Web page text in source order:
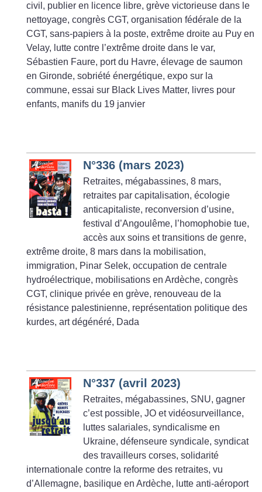
civil, publier en licence libre, grève victorieuse dans le
nettoyage, congrès CGT, organisation fédérale de la
CGT, sans-papiers à la poste, extrême droite au Puy en
Velay, lutte contre l’extrême droite dans le var,
Sébastien Faure, port du Havre, élevage de saumon
en Gironde, sobriété énergétique, expo sur la
commune, essai sur Black Lives Matter, livres pour
enfants, manifs du 19 janvier
N°336 (mars 2023)
Retraites, mégabassines, 8 mars,
retraites par capitalisation, écologie
anticapitaliste, reconversion d’usine,
festival d’Angoulême, l’homophobie tue,
accès aux soins et transitions de genre,
extrême droite, 8 mars dans la mobilisation,
immigration, Pinar Selek, occupation de centrale
hydroélectrique, mobilisations en Ardèche, congrès
CGT, clinique privée en grève, renouveau de la
résistance palestinienne, représentation politique des
kurdes, art dégénéré, Dada
N°337 (avril 2023)
Retraites, mégabassines, SNU, gagner
c’est possible, JO et vidéosurveillance,
luttes salariales, syndicalisme en
Ukraine, défenseure syndicale, syndicat
des travailleurs corses, solidarité
internationale contre la reforme des retraites, vu
d’Allemagne, basilique en Ardèche, lutte anti-aéroport